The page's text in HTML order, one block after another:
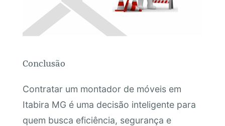
Conclusão
Contratar um montador de móveis em
Itabira MG é uma decisão inteligente para
quem busca eficiência, segurança e